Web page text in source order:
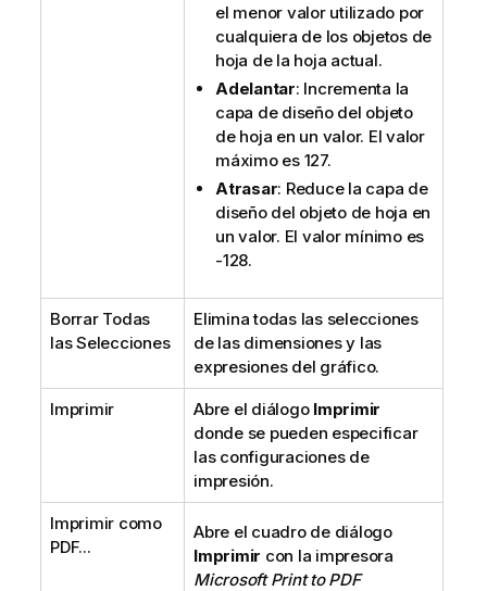
el menor valor utilizado por
cualquiera de los objetos de
hoja de la hoja actual.
Adelantar: Incrementa la
capa de diseño del objeto
de hoja en un valor. El valor
máximo es 127.
Atrasar: Reduce la capa de
diseño del objeto de hoja en
un valor. El valor mínimo es
-128.
Borrar Todas
las Selecciones
Elimina todas las selecciones
de las dimensiones y las
expresiones del gráfico.
Imprimir Abre el diálogo Imprimir
donde se pueden especificar
las configuraciones de
impresión.
Imprimir como
PDF...
Abre el cuadro de diálogo
Imprimir con la impresora
Microsoft Print to PDF